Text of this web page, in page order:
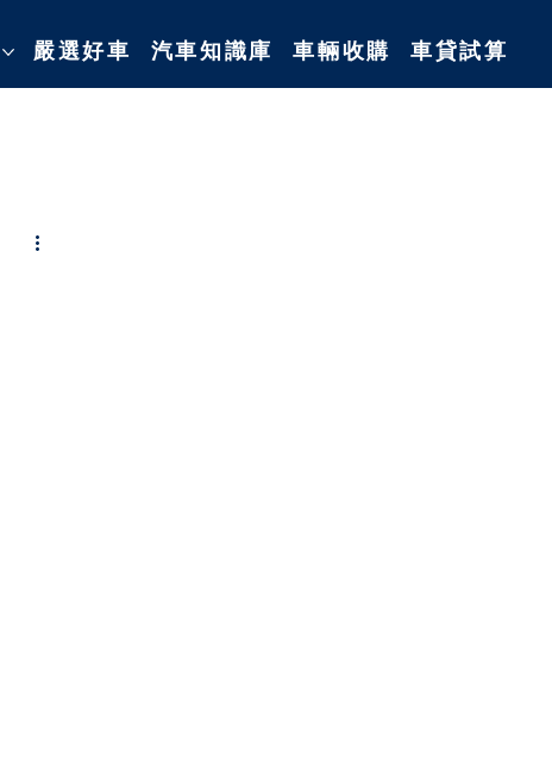
嚴選好車 汽車知識庫 車輛收購 車貸試算